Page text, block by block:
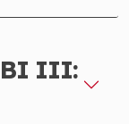
BI III: